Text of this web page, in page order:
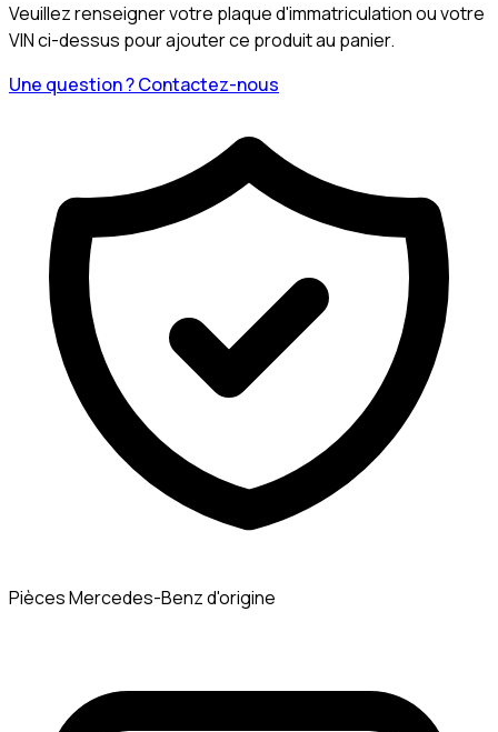
Veuillez renseigner votre plaque d'immatriculation ou votre
VIN ci-dessus pour ajouter ce produit au panier.
Une question ? Contactez-nous
Pièces Mercedes-Benz d'origine